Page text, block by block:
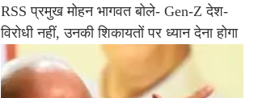
RSS प्रमुख मोहन भागवत बोले- Gen-Z देश-
विरोधी नहीं, उनकी शिकायतों पर ध्यान देना होगा